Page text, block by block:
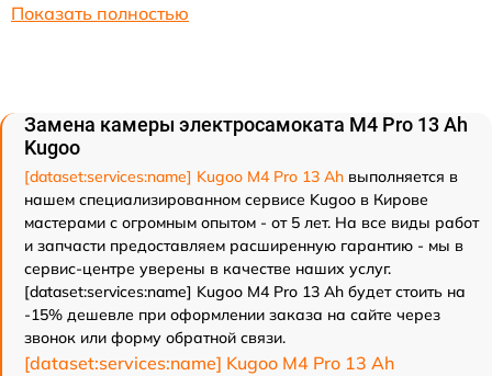
Показать полностью
Замена камеры электросамоката M4 Pro 13 Ah
Kugoo
[dataset:services:name] Kugoo M4 Pro 13 Ah выполняется в
нашем специализированном сервисе Kugoo в Кирове
мастерами с огромным опытом - от 5 лет. На все виды работ
и запчасти предоставляем расширенную гарантию - мы в
сервис-центре уверены в качестве наших услуг.
[dataset:services:name] Kugoo M4 Pro 13 Ah будет стоить на
-15% дешевле при оформлении заказа на сайте через
звонок или форму обратной связи.
[dataset:services:name] Kugoo M4 Pro 13 Ah